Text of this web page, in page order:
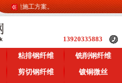
各类施工方案。
13920335883
粘排钢纤维 铣削钢纤维
剪切钢纤维 镀铜微丝